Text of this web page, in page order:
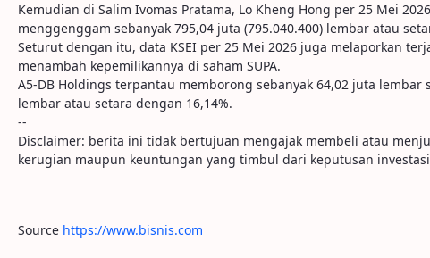
Kemudian di Salim Ivomas Pratama, Lo Kheng Hong per 25 Mei
menggenggam sebanyak 795,04 juta (795.040.400) lembar atau
Seturut dengan itu, data KSEI per 25 Mei 2026 juga melaporkan
menambah kepemilikannya di saham SUPA.
A5-DB Holdings terpantau memborong sebanyak 64,02 juta
lembar atau setara dengan 16,14%.
--
Disclaimer: berita ini tidak bertujuan mengajak membeli atau
kerugian maupun keuntungan yang timbul dari keputusan
Source https://www.bisnis.com